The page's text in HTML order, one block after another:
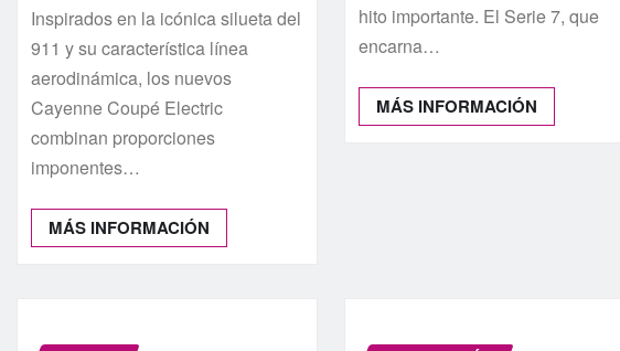
Inspirados en la icónica silueta del
911 y su característica línea
aerodinámica, los nuevos
Cayenne Coupé Electric
combinan proporciones
imponentes…
MÁS INFORMACIÓN
hito importante. El Serie 7, que
encarna…
MÁS INFORMACIÓN